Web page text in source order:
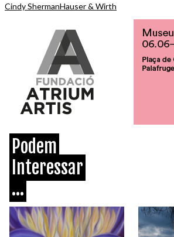
Cindy ShermanHauser & Wirth
Podem
Interessar
...